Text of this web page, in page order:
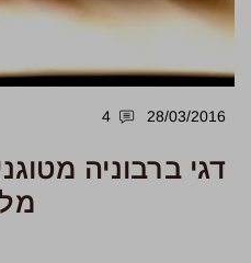
28/03/2016
4
דגי ברבוניה